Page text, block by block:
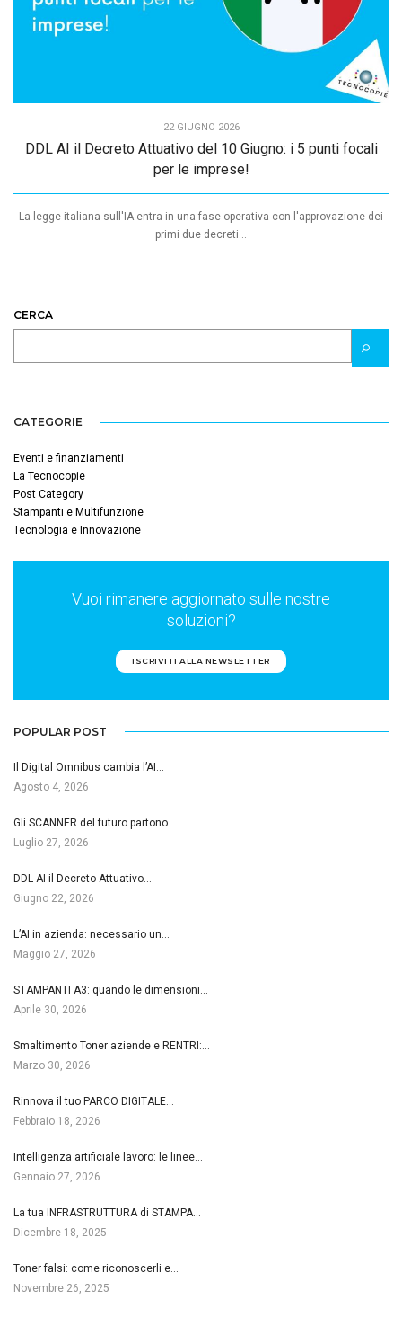
22 GIUGNO 2026
DDL AI il Decreto Attuativo del 10 Giugno: i 5 punti focali
per le imprese!
La legge italiana sull'IA entra in una fase operativa con l'approvazione dei
primi due decreti...
CERCA
CATEGORIE
Eventi e finanziamenti
La Tecnocopie
Post Category
Stampanti e Multifunzione
Tecnologia e Innovazione
Vuoi rimanere aggiornato sulle nostre
soluzioni?
ISCRIVITI ALLA NEWSLETTER
POPULAR POST
Il Digital Omnibus cambia l’AI…
Agosto 4, 2026
Gli SCANNER del futuro partono…
Luglio 27, 2026
DDL AI il Decreto Attuativo…
Giugno 22, 2026
L’AI in azienda: necessario un…
Maggio 27, 2026
STAMPANTI A3: quando le dimensioni…
Aprile 30, 2026
Smaltimento Toner aziende e RENTRI:…
Marzo 30, 2026
Rinnova il tuo PARCO DIGITALE…
Febbraio 18, 2026
Intelligenza artificiale lavoro: le linee…
Gennaio 27, 2026
La tua INFRASTRUTTURA di STAMPA…
Dicembre 18, 2025
Toner falsi: come riconoscerli e…
Novembre 26, 2025